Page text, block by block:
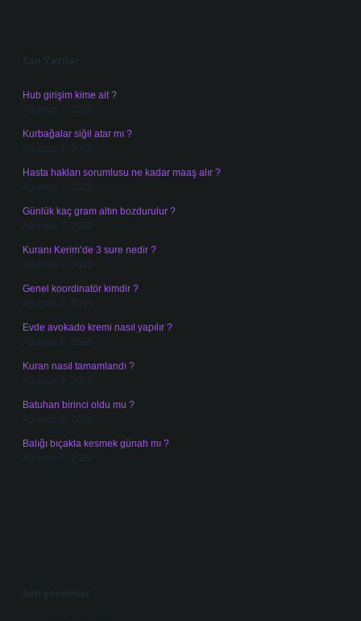
Son Yazılar
Hub girişim kime ait ?
Ağustos 7, 2026
Kurbağalar siğil atar mı ?
Ağustos 7, 2026
Hasta hakları sorumlusu ne kadar maaş alır ?
Ağustos 7, 2026
Günlük kaç gram altın bozdurulur ?
Ağustos 7, 2026
Kuranı Kerim’de 3 sure nedir ?
Ağustos 7, 2026
Genel koordinatör kimdir ?
Ağustos 6, 2026
Evde avokado kremi nasıl yapılır ?
Ağustos 6, 2026
Kuran nasıl tamamlandı ?
Ağustos 6, 2026
Batuhan birinci oldu mu ?
Ağustos 6, 2026
Balığı bıçakla kesmek günah mı ?
Ağustos 5, 2026
Son yorumlar